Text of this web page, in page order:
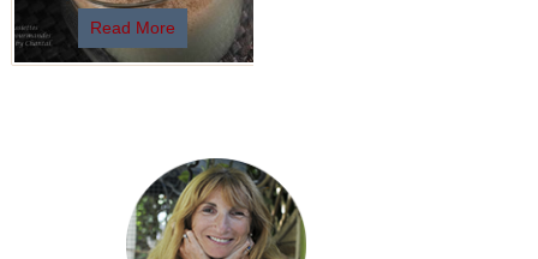
Read More